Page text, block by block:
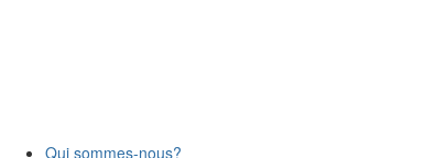
Qui sommes-nous?